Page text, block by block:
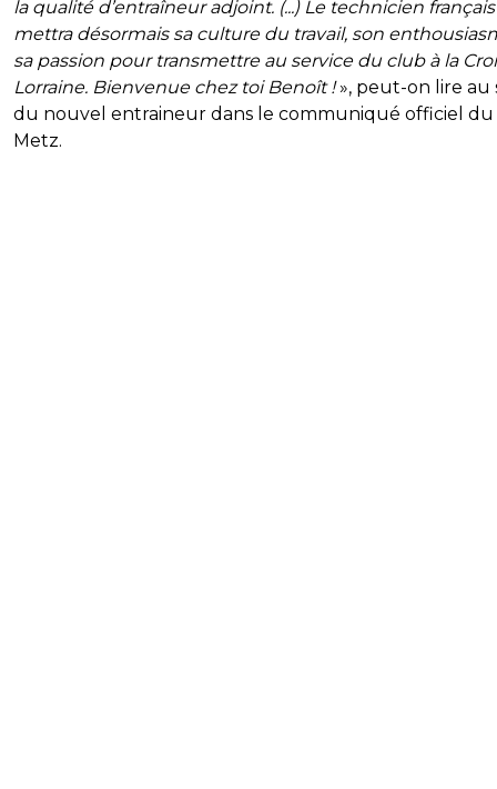
la qualité d’entraîneur adjoint. (...) Le technicien français
mettra désormais sa culture du travail, son
sa passion pour transmettre au service du club à la
Lorraine. Bienvenue chez toi Benoît !», peut-on lire au
du nouvel entraineur dans le communiqué officiel du
Metz.